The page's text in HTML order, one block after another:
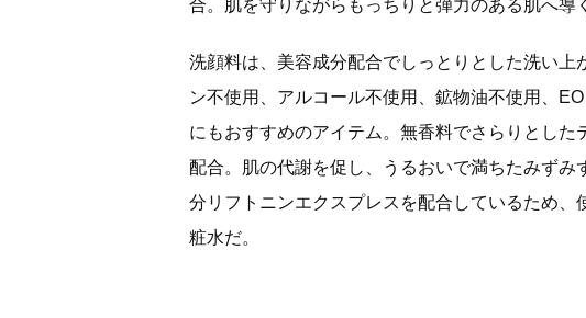
合。肌を守りながらもっちりと弾力のある肌へ導
洗顔料は、美容成分配合でしっとりとした洗い
ン不使用、アルコール不使用、鉱物油不使用、
にもおすすめのアイテム。無香料でさらりとし
配合。肌の代謝を促し、うるおいで満ちたみず
分リフトニンエクスプレスを配合しているため
粧水だ。